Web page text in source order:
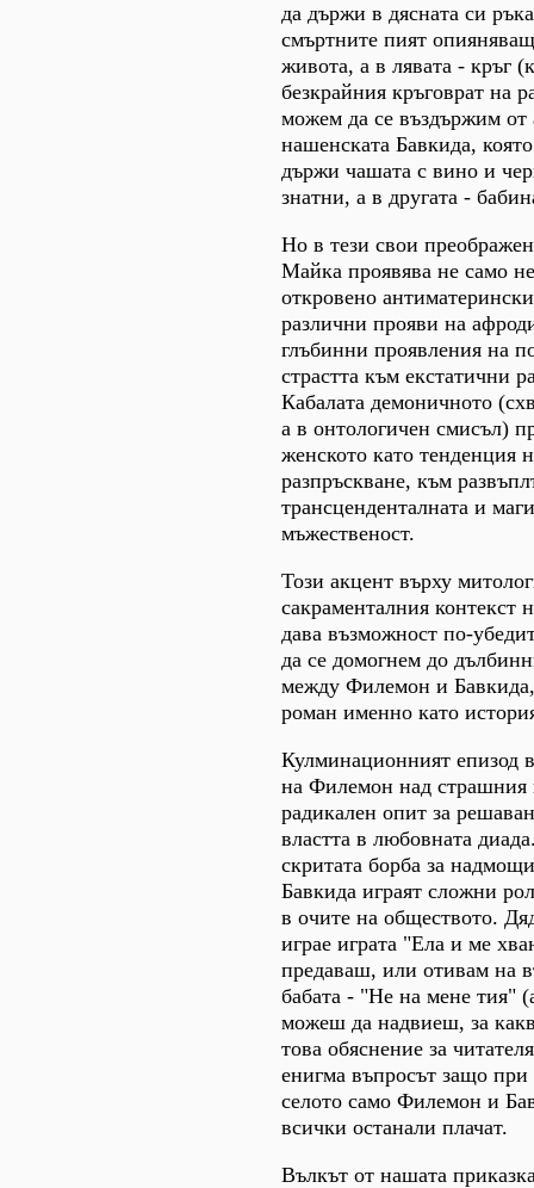
да държи в дясната си
смъртните пият
живота, а в лявата - кръг
безкрайния кръговрат на
можем да се въздържим от
нашенската Бавкида,
държи чашата с вино и
знатни, а в другата -
Но в тези свои
Майка проявява не само
откровено
различни прояви на
глъбинни проявления на
страстта към екстатични
Кабалата демоничното
а в онтологичен смисъл)
женското като тенденция
разпръскване, към
трансценденталната и
мъжественост.
Този акцент върху
сакраменталния контекст
дава възможност по-
да се домогнем до
между Филемон и
роман именно като
Кулминационният епизод
на Филемон над страшния
радикален опит за
властта в любовната
скритата борба за
Бавкида играят сложни
в очите на обществото.
играе играта "Ела и ме
предаваш, или отивам на
бабата - "Не на мене тия"
можеш да надвиеш, за
това обяснение за
енигма въпросът защо
селото само Филемон и
всички останали плачат.
Вълкът от нашата